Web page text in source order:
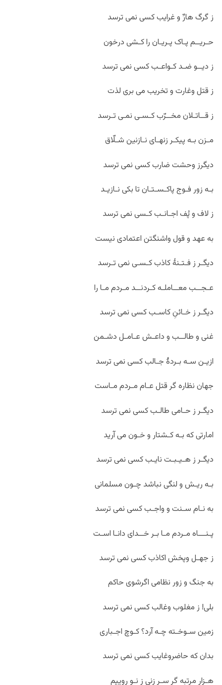
ز گرگ هارِّ و غرایب کسی نمی ترسد
حـریــم پـاک پـریـان را کـشی درخون
ز دیــو ضـد کـواعـب کسی نمی ترسد
ز قتل وغارت و تخریب می بری لذت
ز قــاتـلان مخــرّب کـسـی نمـی تـرسد
مـزن بـه پیکـر زن‏هـای نـازنین شـلّاق
دیگرز وحشت ضارب کسی نمی ترسد
بـه زور فـوج پاکـسـتـان تا بکی نـازیـد
ز لاف و پُف اجـانـب کـسی نمی ترسد
به عهد و قول واشنگتن اعتمادی نیست
دیگـر ز فـتـنۀ کاذب کـسـی نمی تـرسد
عـجــب معــاملـه کـردنــد مـردم مـا را
دیگـر ز خـائنِ کاسـب کسی نمی ترسد
غنی و طالــب و داعـش عـامـل دشـمن
ازیـن سـه بـردۀ جـالب کسی نمی ترسد
جهان نظاره گر قتل عـام مـردم مـاست
دیگـر ز حـامی طالـب کسی نمی ترسد
امارتی که بـه کـشتار و خـون می آرید
دیگـر ز هـیـبـت نایـب کسی نمی ترسد
بـه ریـش و لنگی نباشد چـون مسلمانی
به نـام سـنت و واجـب کسی نمی ترسد
پـنـــاه مـردم مـا بـر خــدای دانـا اسـت
ز جهـل وپخش اکاذب کسی نمی ترسد
به جنگ و زور نظامی اگرشوی حاکم
بلی! ز مغلوب وغالب کسی نمی ترسد
زمین سـوخـته چـه آرد؟ کـوچ اجـباری
بدان که حاضروغایب کسی نمی ترسد
هـزار مرتبه گر سـر زنی ز نـو روییم